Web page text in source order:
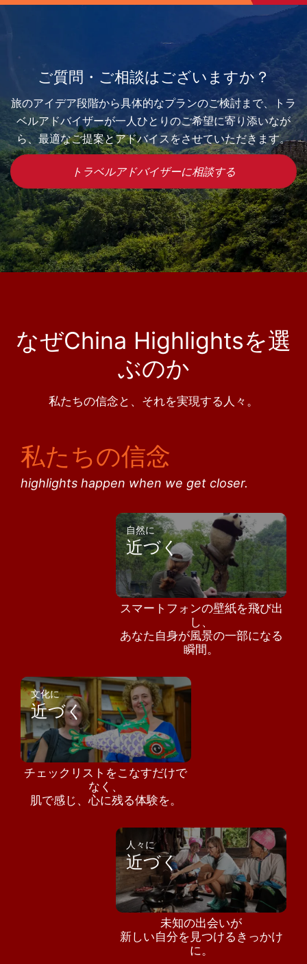
ご質問・ご相談はございますか？
旅のアイデア段階から具体的なプランのご検討まで、トラ
ベルアドバイザーが一人ひとりのご希望に寄り添いなが
ら、最適なご提案とアドバイスをさせていただきます。
トラベルアドバイザーに相談する
なぜChina Highlightsを選
ぶのか
私たちの信念と、それを実現する人々。
私たちの信念
highlights happen when we get closer.
自然に
近づく
スマートフォンの壁紙を飛び出
し、
あなた自身が風景の一部になる
瞬間。
文化に
近づく
チェックリストをこなすだけで
なく、
肌で感じ、心に残る体験を。
人々に
近づく
未知の出会いが
新しい自分を見つけるきっかけ
に。